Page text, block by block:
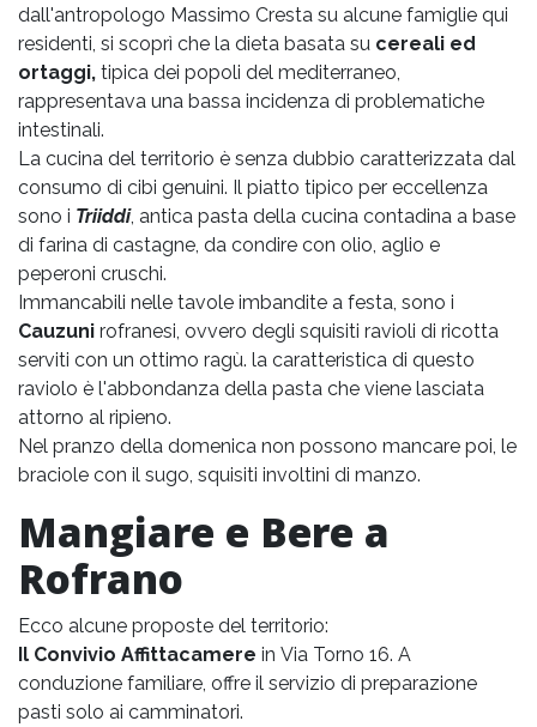
dall'antropologo Massimo Cresta su alcune famiglie qui
residenti, si scoprì che la dieta basata su cereali ed
ortaggi, tipica dei popoli del mediterraneo,
rappresentava una bassa incidenza di problematiche
intestinali.
La cucina del territorio è senza dubbio caratterizzata dal
consumo di cibi genuini. Il piatto tipico per eccellenza
sono i Triiddi, antica pasta della cucina contadina a base
di farina di castagne, da condire con olio, aglio e
peperoni cruschi.
Immancabili nelle tavole imbandite a festa, sono i
Cauzuni rofranesi, ovvero degli squisiti ravioli di ricotta
serviti con un ottimo ragù. la caratteristica di questo
raviolo è l'abbondanza della pasta che viene lasciata
attorno al ripieno.
Nel pranzo della domenica non possono mancare poi, le
braciole con il sugo, squisiti involtini di manzo.
Mangiare e Bere a
Rofrano
Ecco alcune proposte del territorio:
Il Convivio Affittacamere in Via Torno 16. A
conduzione familiare, offre il servizio di preparazione
pasti solo ai camminatori.